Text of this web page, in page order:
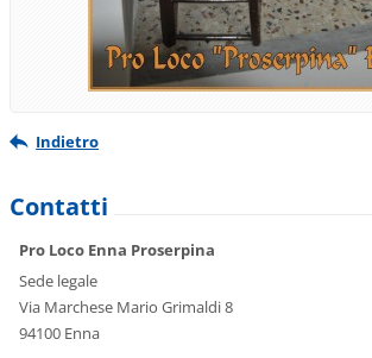
Indietro
Contatti
Pro Loco Enna Proserpina
Sede legale
Via Marchese Mario Grimaldi 8
94100 Enna